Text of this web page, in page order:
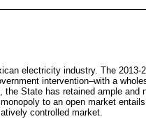
electricity industry. The 2013-
intervention–with a
State has retained ample and
to an open market
controlled market.